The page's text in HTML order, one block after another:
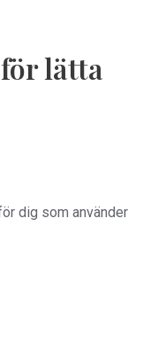
lätta
dig som använder